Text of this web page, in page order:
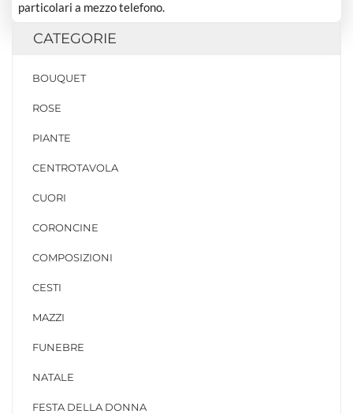
particolari a mezzo telefono.
CATEGORIE
BOUQUET
ROSE
PIANTE
CENTROTAVOLA
CUORI
CORONCINE
COMPOSIZIONI
CESTI
MAZZI
FUNEBRE
NATALE
FESTA DELLA DONNA